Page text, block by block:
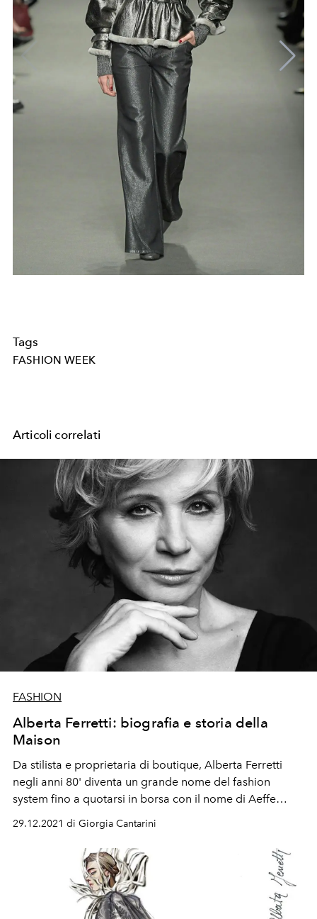
Tags
FASHION WEEK
Articoli correlati
FASHION
Alberta Ferretti: biografia e storia della
Maison
Da stilista e proprietaria di boutique, Alberta Ferretti
negli anni 80' diventa un grande nome del fashion
system fino a quotarsi in borsa con il nome di Aeffe
Group. Ripercorriamo i successi e gli step della carriera
di Madame Ferretti
29.12.2021 di Giorgia Cantarini